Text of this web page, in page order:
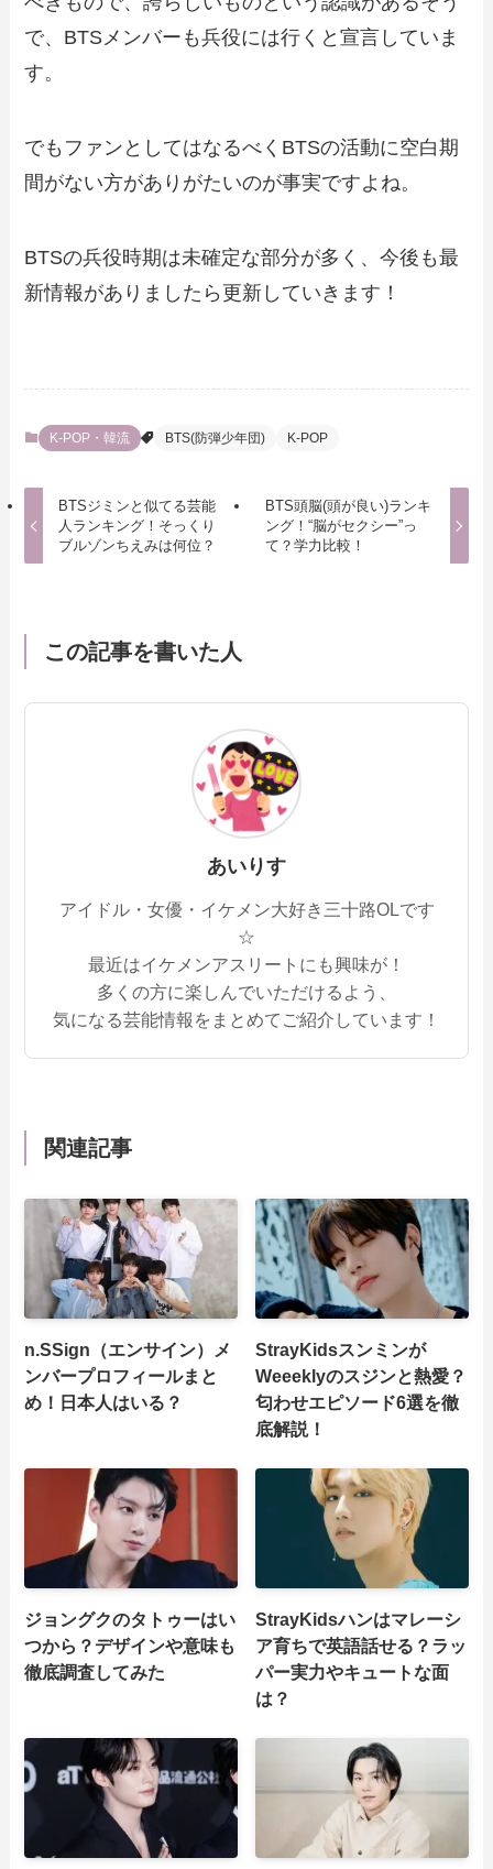
で、BTSメンバーも兵役には行くと宣言していま
す。
でもファンとしてはなるべくBTSの活動に空白期
間がない方がありがたいのが事実ですよね。
BTSの兵役時期は未確定な部分が多く、今後も最
新情報がありましたら更新していきます！
K-POP・韓流 BTS(防弾少年団) K-POP
BTSジミンと似てる芸能
人ランキング！そっくり
ブルゾンちえみは何位？
BTS頭脳(頭が良い)ランキ
ング！“脳がセクシー”っ
て？学力比較！
この記事を書いた人
あいりす
アイドル・女優・イケメン大好き三十路OLです
☆
最近はイケメンアスリートにも興味が！
多くの方に楽しんでいただけるよう、
気になる芸能情報をまとめてご紹介しています！
関連記事
n.SSign（エンサイン）メ
ンバープロフィールまと
め！日本人はいる？
StrayKidsスンミンが
Weeeklyのスジンと熱愛？
匂わせエピソード6選を徹
底解説！
ジョングクのタトゥーはい
つから？デザインや意味も
徹底調査してみた
StrayKidsハンはマレーシ
ア育ちで英語話せる？ラッ
パー実力やキュートな面
は？